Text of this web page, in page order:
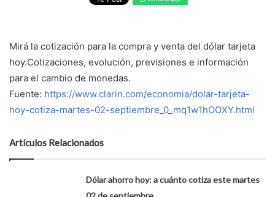
Mirá la cotización para la compra y venta del dólar tarjeta
hoy.Cotizaciones, evolución, previsiones e información
para el cambio de monedas.
Fuente: https://www.clarin.com/economia/dolar-tarjeta-
hoy-cotiza-martes-02-septiembre_0_mq1w1hOOXY.html
Artículos Relacionados
Dólar ahorro hoy: a cuánto cotiza este martes